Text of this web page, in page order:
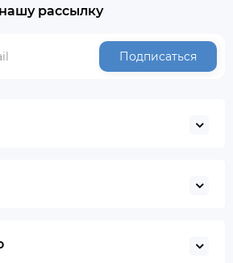
рассылку
Подписаться